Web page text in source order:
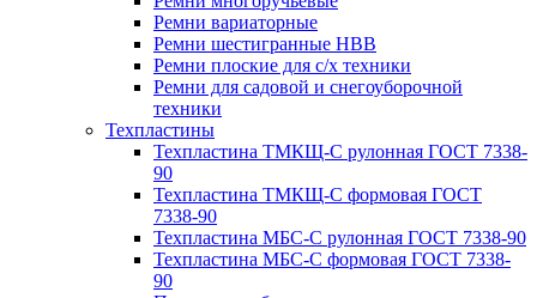
Ремни вариаторные
Ремни шестигранные HBB
Ремни плоские для с/х техники
Ремни для садовой и снегоуборочной
техники
Техпластины
Техпластина ТМКЩ-С рулонная ГОСТ 7338-
90
Техпластина ТМКЩ-С формовая ГОСТ
7338-90
Техпластина МБС-С рулонная ГОСТ 7338-90
Техпластина МБС-С формовая ГОСТ 7338-
90